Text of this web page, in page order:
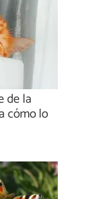
de la
cómo lo